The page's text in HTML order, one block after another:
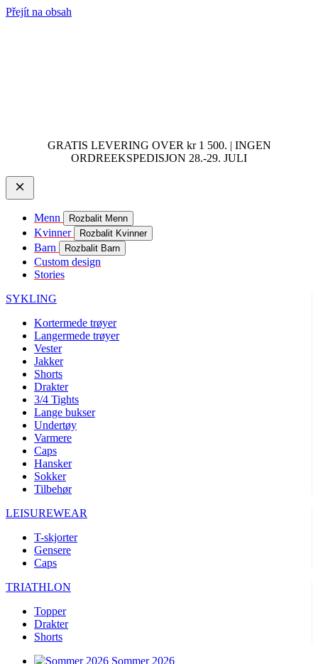
Přejít na obsah
GRATIS LEVERING OVER kr 1 500. | INGEN
ORDREEKSPEDISJON 28.-29. JULI
Menn Rozbalit Menn
Kvinner Rozbalit Kvinner
Barn Rozbalit Barn
Custom design
Stories
SYKLING
Kortermede trøyer
Langermede trøyer
Vester
Jakker
Shorts
Drakter
3/4 Tights
Lange bukser
Undertøy
Varmere
Caps
Hansker
Sokker
Tilbehør
LEISUREWEAR
T-skjorter
Gensere
Caps
TRIATHLON
Topper
Drakter
Shorts
Sommer 2026